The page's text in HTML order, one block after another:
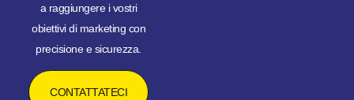
a raggiungere i vostri
obiettivi di marketing con
precisione e sicurezza.
CONTATTATECI